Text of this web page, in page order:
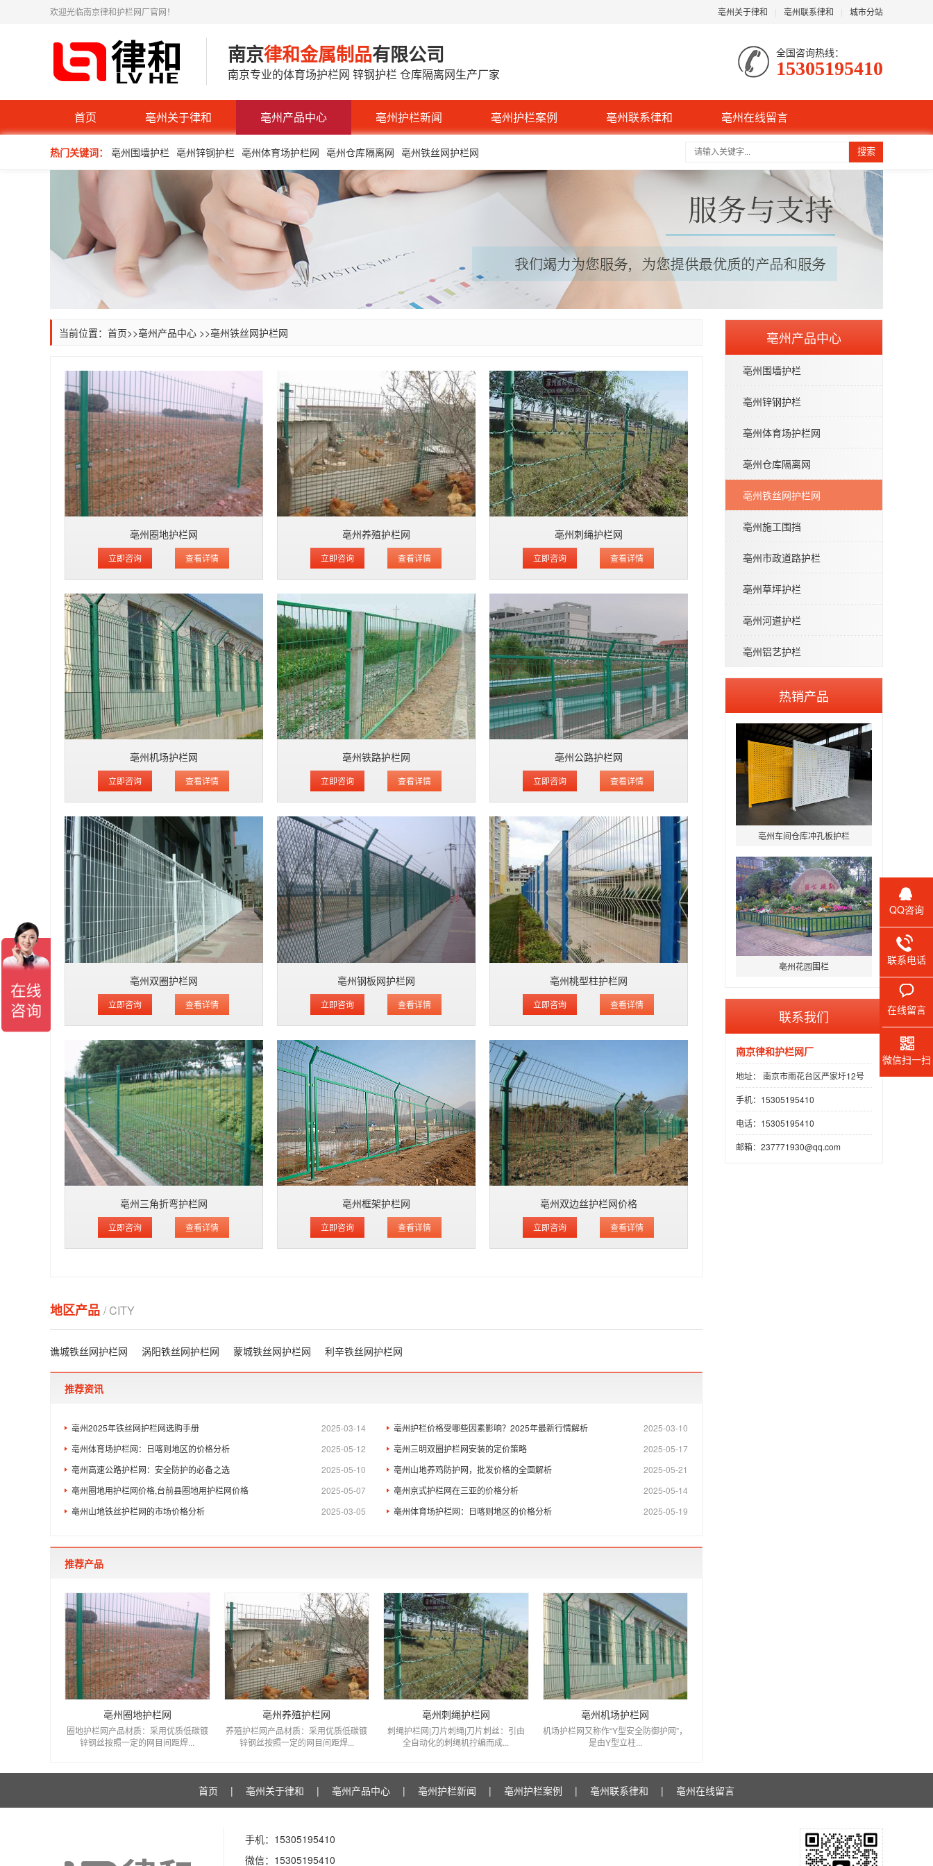
亳州关于律和 亳州联系律和 城市分站
欢迎光临南京律和护栏网厂官网！
南京律和金属制品有限公司
南京专业的体育场护栏网 锌钢护栏 仓库隔离网生产厂家
全国咨询热线：
15305195410
首页 亳州关于律和 亳州产品中心 亳州护栏新闻 亳州护栏案例 亳州联系律和 亳州在线留言
热门关键词： 亳州围墙护栏 亳州锌钢护栏 亳州体育场护栏网 亳州仓库隔离网 亳州铁丝网护栏网 搜索
亳州产品中心
亳州围墙护栏
亳州锌钢护栏
亳州体育场护栏网
亳州仓库隔离网
亳州铁丝网护栏网
亳州施工围挡
亳州市政道路护栏
亳州草坪护栏
亳州河道护栏
亳州铝艺护栏
热销产品
亳州车间仓库冲孔板护栏
亳州花园围栏
联系我们
南京律和护栏网厂
地址： 南京市雨花台区严家圩12号
手机：15305195410
电话：15305195410
邮箱：237771930@qq.com
当前位置： 首页>>亳州产品中心 >>亳州铁丝网护栏网
亳州圈地护栏网
立即咨询 查看详情
亳州养殖护栏网
立即咨询 查看详情
亳州刺绳护栏网
立即咨询 查看详情
亳州机场护栏网
立即咨询 查看详情
亳州铁路护栏网
立即咨询 查看详情
亳州公路护栏网
立即咨询 查看详情
亳州双圈护栏网
立即咨询 查看详情
亳州钢板网护栏网
立即咨询 查看详情
亳州桃型柱护栏网
立即咨询 查看详情
亳州三角折弯护栏网
立即咨询 查看详情
亳州框架护栏网
立即咨询 查看详情
亳州双边丝护栏网价格
立即咨询 查看详情
地区产品 / CITY
谯城铁丝网护栏网 涡阳铁丝网护栏网 蒙城铁丝网护栏网 利辛铁丝网护栏网
推荐资讯
2025-03-14
亳州2025年铁丝网护栏网选购手册 2025-03-10
亳州护栏价格受哪些因素影响？2025年最新行情解析
2025-05-12
亳州体育场护栏网：日喀则地区的价格分析 2025-05-17
亳州三明双圈护栏网安装的定价策略
2025-05-10
亳州高速公路护栏网：安全防护的必备之选 2025-05-21
亳州山地养鸡防护网，批发价格的全面解析
2025-05-07
亳州圈地用护栏网价格,台前县圈地用护栏网价格 2025-05-14
亳州京式护栏网在三亚的价格分析
2025-03-05
亳州山地铁丝护栏网的市场价格分析 2025-05-19
亳州体育场护栏网：日喀则地区的价格分析
推荐产品
亳州圈地护栏网
圈地护栏网产品材质：采用优质低碳镀
锌钢丝按照一定的网目间距焊...
亳州养殖护栏网
养殖护栏网产品材质：采用优质低碳镀
锌钢丝按照一定的网目间距焊...
亳州刺绳护栏网
刺绳护栏网|刀片刺绳|刀片刺丝：引由
全自动化的刺绳机拧编而成...
亳州机场护栏网
机场护栏网又称作“Y型安全防御护网”，
是由Y型立柱...
首页 | 亳州关于律和 | 亳州产品中心 | 亳州护栏新闻 | 亳州护栏案例 | 亳州联系律和 | 亳州在线留言
手机：15305195410
微信：15305195410
QQ咨询
联系电话
在线留言
微信扫一扫